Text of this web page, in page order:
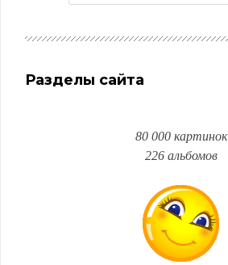
Разделы сайта
80 000 картинок
226 альбомов